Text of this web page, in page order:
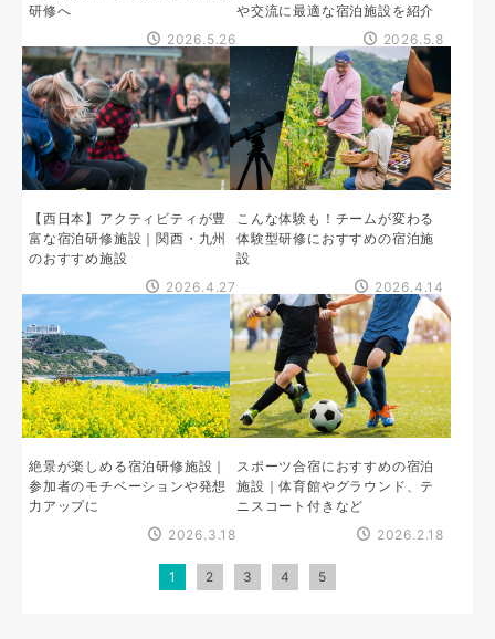
研修へ
2026.5.26
や交流に最適な宿泊施設を紹介
2026.5.8
【西日本】アクティビティが豊
富な宿泊研修施設｜関西・九州
のおすすめ施設
2026.4.27
こんな体験も！チームが変わる
体験型研修におすすめの宿泊施
設
2026.4.14
絶景が楽しめる宿泊研修施設｜
参加者のモチベーションや発想
力アップに
2026.3.18
スポーツ合宿におすすめの宿泊
施設｜体育館やグラウンド、テ
ニスコート付きなど
2026.2.18
1 2 3 4 5